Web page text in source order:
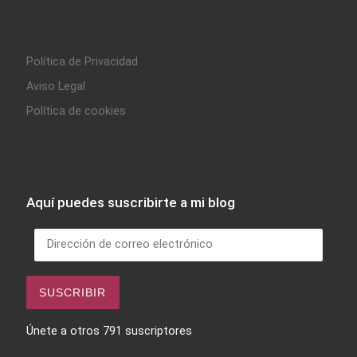
Política de Privacidad
Aviso Legal
Política de cookies
Aquí puedes suscribirte a mi blog
Dirección de correo electrónico
SUSCRIBIR
Únete a otros 791 suscriptores